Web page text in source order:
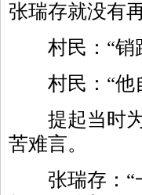
张瑞存就没有
村民：“销
村民：“他
提起当时为
苦难言。
张瑞存：“一